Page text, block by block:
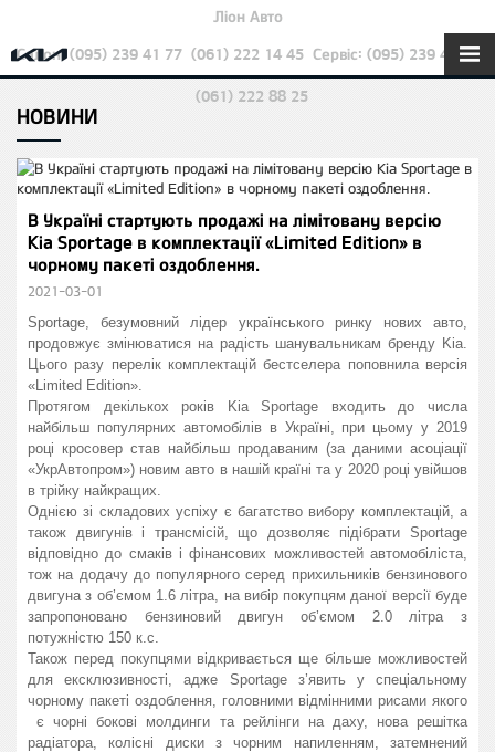
Ліон Авто
Салон: (095) 239 41 77 (061) 222 14 45 Сервіс: (095) 239 42 22
(061) 222 88 25
НОВИНИ
В Україні стартують продажі на лімітовану версію
Kia Sportage в комплектації «Limited Edition» в
чорному пакеті оздоблення.
2021-03-01
Sportage, безумовний лідер українського ринку нових авто,
продовжує змінюватися на радість шанувальникам бренду Kia.
Цього разу перелік комплектацій бестселера поповнила версія
«Limited Edition».
Протягом декількох років Kia Sportage входить до числа
найбільш популярних автомобілів в Україні, при цьому у 2019
році кросовер став найбільш продаваним (за даними асоціації
«УкрАвтопром») новим авто в нашій країні та у 2020 році увійшов
в трійку найкращих.
Однією зі складових успіху є багатство вибору комплектацій, а
також двигунів і трансмісій, що дозволяє підібрати Sportage
відповідно до смаків і фінансових можливостей автомобіліста,
тож на додачу до популярного серед прихильників бензинового
двигуна з об’ємом 1.6 літра, на вибір покупцям даної версії буде
запропоновано бензиновий двигун об’ємом 2.0 літра з
потужністю 150 к.с.
Також перед покупцями відкривається ще більше можливостей
для ексклюзивності, адже Sportage з’явить у спеціальному
чорному пакеті оздоблення, головними відмінними рисами якого
є чорні бокові молдинги та рейлінги на даху, нова решітка
радіатора, колісні диски з чорним напиленням, затемнений